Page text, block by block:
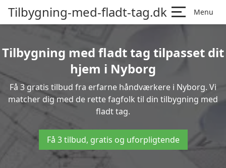
Tilbygning-med-fladt-tag.dk Menu
Tilbygning med fladt tag tilpasset dit
hjem i Nyborg
Få 3 gratis tilbud fra erfarne håndværkere i Nyborg. Vi
matcher dig med de rette fagfolk til din tilbygning med
fladt tag.
Få 3 tilbud, gratis og uforpligtende